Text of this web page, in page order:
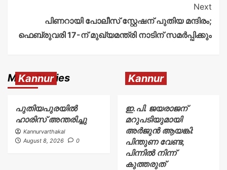
Next
പിണറായി പോലീസ് സ്റ്റേഷന് പുതിയ മന്ദിരം;
ഫെബ്രുവരി 17-ന് മുഖ്യമന്ത്രി നാടിന് സമർപ്പിക്കും
More Stories
Kannur
പുതിയപുരയിൽ
ഹാരിസ് അന്തരിച്ചു
Kannurvarthakal
August 8, 2026
0
Kannur
ഇ.പി. ജയരാജന്
മറുപടിയുമായി
അർജുൻ ആയങ്കി:
പിന്തുണ വേണ്ട,
പിന്നിൽ നിന്ന്
കുത്തരുത്